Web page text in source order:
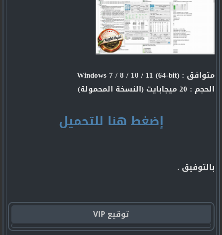
متوافق : Windows 7 / 8 / 10 / 11 (64-bit)
الحجم : 20 ميجابايت (النسخة المحمولة)
إضغط هنا للتحميل
بالتوفيق .
توقيع VIP